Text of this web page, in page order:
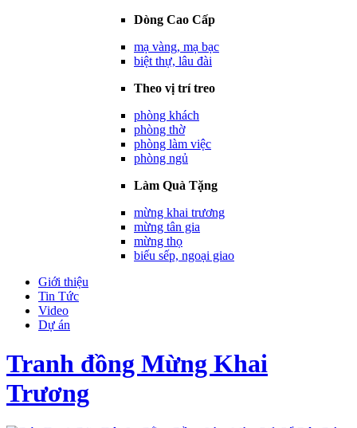
Dòng Cao Cấp
mạ vàng, mạ bạc
biệt thự, lâu đài
Theo vị trí treo
phòng khách
phòng thờ
phòng làm việc
phòng ngủ
Làm Quà Tặng
mừng khai trương
mừng tân gia
mừng thọ
biếu sếp, ngoại giao
Giới thiệu
Tin Tức
Video
Dự án
Tranh đồng Mừng Khai
Trương